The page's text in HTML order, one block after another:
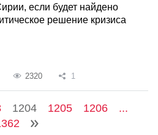
если будет найдено
решение кризиса
2320 1
1204 1205 1206
...